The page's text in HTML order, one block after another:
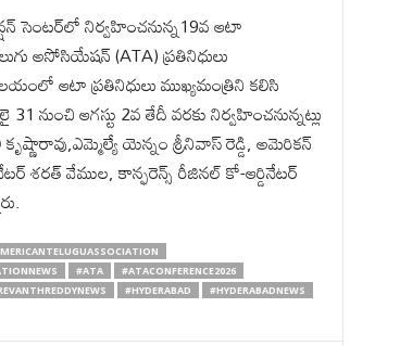
సెంటర్‌లో నిర్వహించనున్న19వ ఆటా
అసోసియేషన్ (ATA) ప్రతినిధులు
ఆటా ప్రతినిధులు ముఖ్యమంత్రిని కలిసి
ఆగస్టు 2వ తేదీ వరకు నిర్వహించనున్నట్లు
యెన్నం శ్రీనివాస్ రెడ్డి, అమెరికన్
శరత్ వేముల, కాన్ఫరెన్స్ రీజినల్ కో-ఆర్డినేటర్
#ATA
#ATACONFERENCE2026
#HYDERABAD
#HYDERABADNEWS